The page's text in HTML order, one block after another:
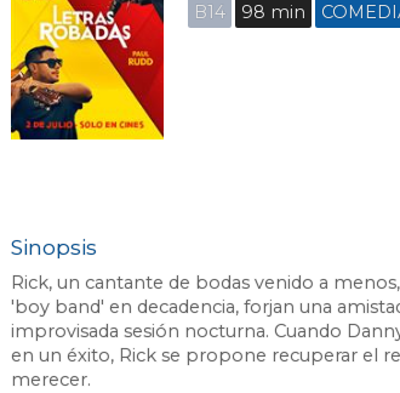
B14 98 min
Sinopsis
Rick, un cantante de bodas venido a
'boy band' en decadencia, forjan una
improvisada sesión nocturna. Cuando
en un éxito, Rick se propone recuperar el
merecer.